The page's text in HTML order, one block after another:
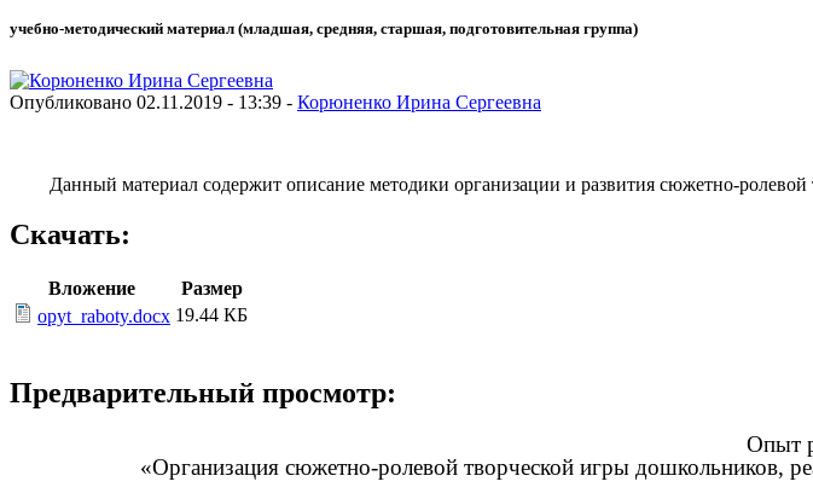
учебно-методический материал (младшая, средняя, старшая, подготовительная группа)
Опубликовано 02.11.2019 - 13:39 - Корюненко Ирина Сергеевна
Данный материал содержит описание методики организации и развития сюжетно-ролевой
Скачать:
Вложение
Размер
opyt_raboty.docx 19.44 КБ
Предварительный просмотр:
Опыт
«Организация сюжетно-ролевой творческой игры